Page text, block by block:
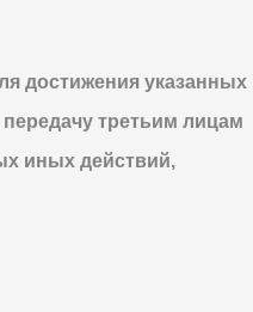
достижения указанных
третьим лицам
иных действий,